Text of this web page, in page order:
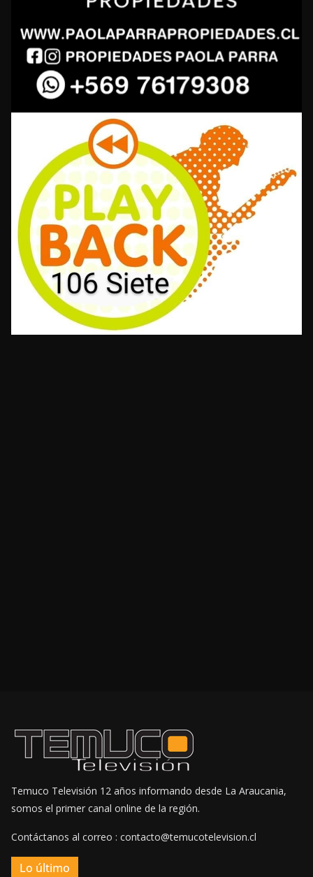
Temuco Televisión 12 años informando desde La Araucania,
somos el primer canal online de la región.
Contáctanos al correo : contacto@temucotelevision.cl
Lo último